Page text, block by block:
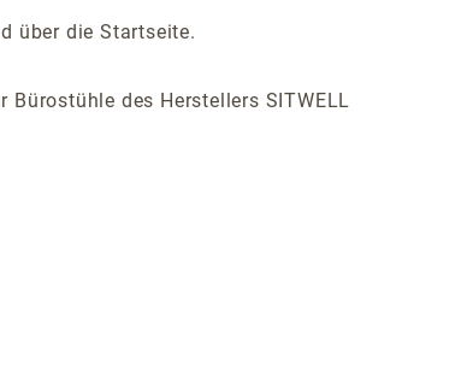
über die Startseite.
des Herstellers SITWELL